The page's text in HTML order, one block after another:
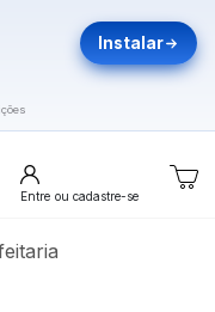
Instalar
Entre ou cadastre-se